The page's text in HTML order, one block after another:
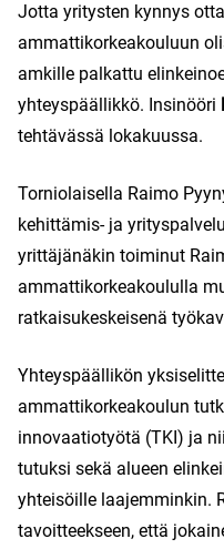
Jotta yritysten kynnys
ammattikorkeakouluun
amkille palkattu
yhteyspäällikkö. Insinööri
tehtävässä lokakuussa.
Torniolaisella Raimo
kehittämis- ja
yrittäjänäkin toiminut
ammattikorkeakoululla
ratkaisukeskeisenä
Yhteyspäällikön
ammattikorkeakoulun
innovaatiotyötä (TKI) ja
tutuksi sekä alueen
yhteisöille laajemminkin.
tavoitteekseen, että